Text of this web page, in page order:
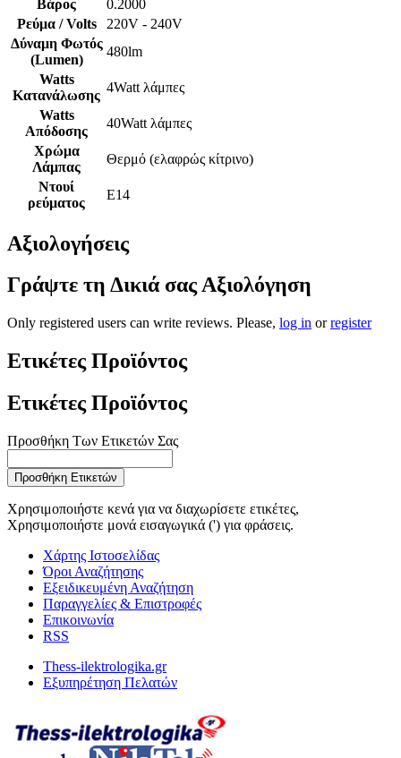
Βάρος
0.2000
Ρεύμα / Volts
220V - 240V
Δύναμη Φωτός
(Lumen)
480lm
Watts
Κατανάλωσης
4Watt λάμπες
Watts
Απόδοσης
40Watt λάμπες
Χρώμα
Λάμπας
Θερμό (ελαφρώς κίτρινο)
Ντουί
ρεύματος
E14
Αξιολογήσεις
Γράψτε τη Δικιά σας Αξιολόγηση
Only registered users can write reviews. Please, log in orregister
Ετικέτες Προϊόντος
Ετικέτες Προϊόντος
Προσθήκη Των Ετικετών Σας
Προσθήκη Ετικετών
Χρησιμοποιήστε κενά για να διαχωρίσετε ετικέτες,
Χρησιμοποιήστε μονά εισαγωγικά (') για φράσεις.
Χάρτης Ιστοσελίδας
Όροι Αναζήτησης
Εξειδικευμένη Αναζήτηση
Παραγγελίες & Επιστροφές
Επικοινωνία
RSS
Thess-ilektrologika.gr
Εξυπηρέτηση Πελατών